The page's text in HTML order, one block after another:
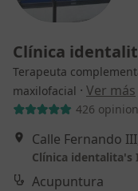
Clínica
Terapeuta
maxilofacial · Ver más
426
Calle Fernando
Clínica identalita's
Acupuntura